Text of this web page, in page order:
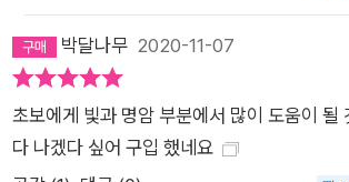
박달나무 2020-11-07
초보에게 빛과 명암 부분에서 많이 도움이 될
다 나겠다 싶어 구입 했네요